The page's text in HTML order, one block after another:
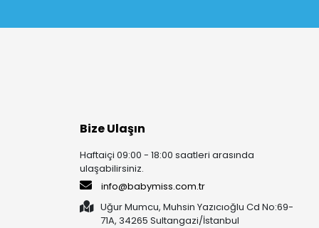
Bize Ulaşın
Haftaiçi 09:00 - 18:00 saatleri arasında
ulaşabilirsiniz.
info@babymiss.com.tr
Uğur Mumcu, Muhsin Yazıcıoğlu Cd No:69-
71A, 34265 Sultangazi/İstanbul